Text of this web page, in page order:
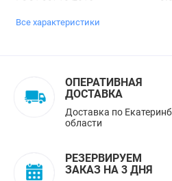
Все характеристики
ОПЕРАТИВНАЯ
ДОСТАВКА
Доставка по
области
РЕЗЕРВИРУЕМ
ЗАКАЗ НА 3 ДНЯ